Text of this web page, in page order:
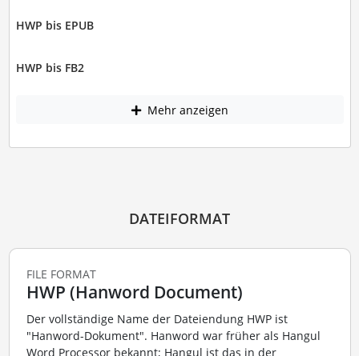
HWP bis EPUB
HWP bis FB2
Mehr anzeigen
DATEIFORMAT
FILE FORMAT
HWP (Hanword Document)
Der vollständige Name der Dateiendung HWP ist
"Hanword-Dokument". Hanword war früher als Hangul
Word Processor bekannt; Hangul ist das in der